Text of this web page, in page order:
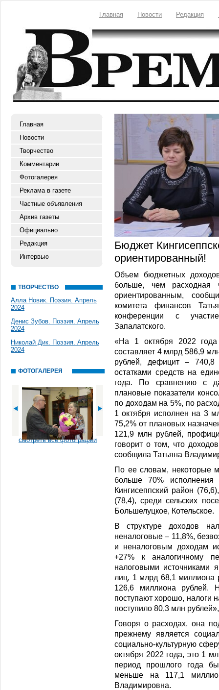
Главная Новости Редакция
Главная
Новости
Творчество
Комментарии
Фотогалерея
Реклама в газете
Частные объявления
Архив газеты
Официально
Редакция
Интервью
ТВОРЧЕСТВО
Алла Новик. Поэзия. Апрель
2024
Денис Зубов. Поэзия. Апрель
2024
Николай Дик. Поэзия. Апрель
2024
ФОТОГАЛЕРЕЯ
смотреть все фотографии
Бюджет
ориентированный!
Объем бюджетных доходов
больше, чем расходная
ориентированным,
комитета финансов
конференции с
Запалатского.
«На 1 октября 2022 года
составляет 4 млрд 586,9
рублей, дефицит – 740,8
остатками средств на
года. По сравнению с
плановые показатели
по доходам на 5%, по
1 октября исполнен на 3
75,2% от плановых
121,9 млн рублей,
говорит о том, что
сообщила Татьяна
По ее словам, некоторые
больше 70%
Кингисеппский район
(78,4), среди сельских
Большелуцкое, Котельское.
В структуре доходов
неналоговые – 11,8%,
и неналоговым доходам
+27% к аналогичному
налоговыми источниками
лиц, 1 млрд 68,1 миллиона
126,6 миллиона рублей.
поступают хорошо, налоги
поступило 80,3 млн
Говоря о расходах, она
прежнему является
социально-культурную
октября 2022 года, это 1
период прошлого года
меньше на 117,1
Владимировна.